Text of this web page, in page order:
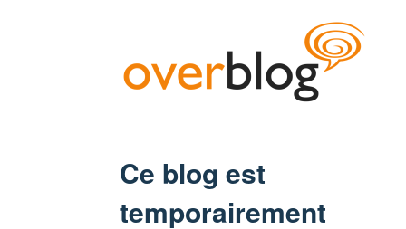
Ce blog est
temporairement